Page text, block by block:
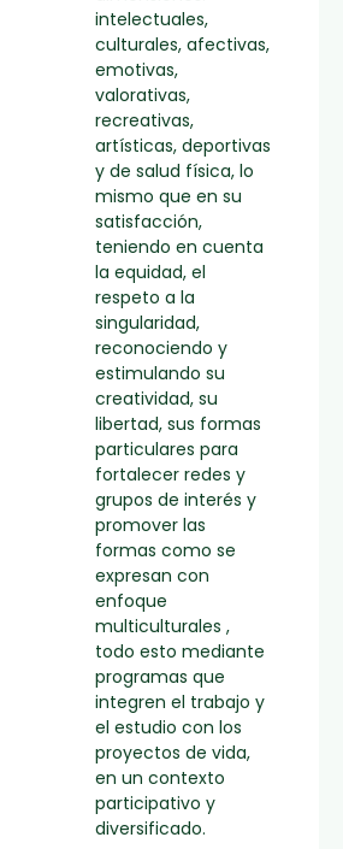
intelectuales,
culturales, afectivas,
emotivas,
valorativas,
recreativas,
artísticas, deportivas
y de salud física, lo
mismo que en su
satisfacción,
teniendo en cuenta
la equidad, el
respeto a la
singularidad,
reconociendo y
estimulando su
creatividad, su
libertad, sus formas
particulares para
fortalecer redes y
grupos de interés y
promover las
formas como se
expresan con
enfoque
multiculturales ,
todo esto mediante
programas que
integren el trabajo y
el estudio con los
proyectos de vida,
en un contexto
participativo y
diversificado.